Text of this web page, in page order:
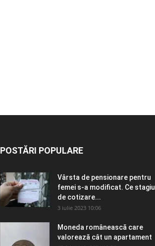
POSTĂRI POPULARE
Vârsta de pensionare pentru
femei s-a modificat. Ce stagiu
de cotizare...
3 iulie 2023 10:06
Moneda românească care
valorează cât un apartament